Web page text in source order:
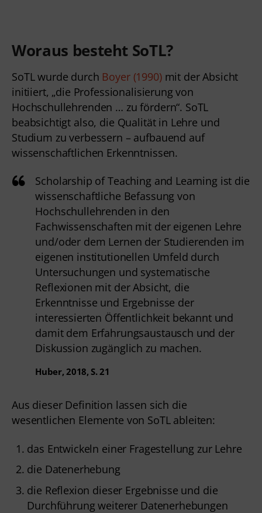
Woraus besteht SoTL?
SoTL wurde durch Boyer (1990)mit der Absicht
initiiert, „die Professionalisierung von
Hochschullehrenden … zu fördern“. SoTL
beabsichtigt also, die Qualität in Lehre und
Studium zu verbessern – aufbauend auf
wissenschaftlichen Erkenntnissen.
Scholarship of Teaching and Learning ist die
wissenschaftliche Befassung von
Hochschullehrenden in den
Fachwissenschaften mit der eigenen Lehre
und/oder dem Lernen der Studierenden im
eigenen institutionellen Umfeld durch
Untersuchungen und systematische
Reflexionen mit der Absicht, die
Erkenntnisse und Ergebnisse der
interessierten Öffentlichkeit bekannt und
damit dem Erfahrungsaustausch und der
Diskussion zugänglich zu machen.
Huber, 2018, S. 21
Aus dieser Definition lassen sich die
wesentlichen Elemente von SoTL ableiten:
das Entwickeln einer Fragestellung zur Lehre
die Datenerhebung
die Reflexion dieser Ergebnisse und die
Durchführung weiterer Datenerhebungen